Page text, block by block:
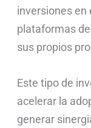
inversiones en
plataformas
sus propios
Este tipo de
acelerar la
generar